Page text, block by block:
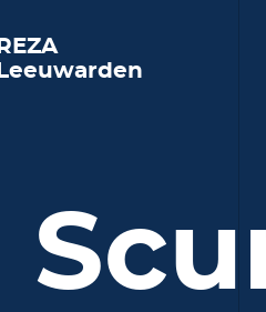
REZA
Leeuwarden